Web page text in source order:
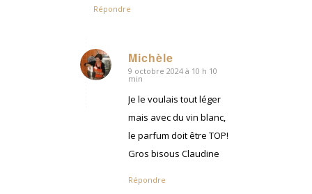
Répondre
Michèle
dit
9 octobre 2024 à 10 h 10
min
Je le voulais tout léger
mais avec du vin blanc,
le parfum doit être TOP!
Gros bisous Claudine
Répondre